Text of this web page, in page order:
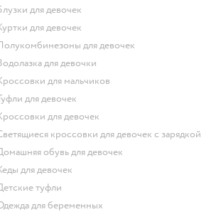
Блузки для девочек
Куртки для девочек
Полукомбинезоны для девочек
Водолазка для девочки
Кроссовки для мальчиков
Туфли для девочек
Кроссовки для девочек
Светящиеся кроссовки для девочек с зарядкой
Домашняя обувь для девочек
Кеды для девочек
Детские туфли
Одежда для беременных